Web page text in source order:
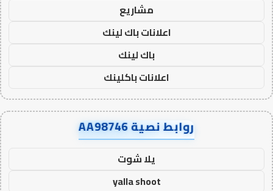
مشاريع
اعلانات باك لينك
باك لينك
اعلانات باكلينك
روابط نصية AA98746
يلا شوت
yalla shoot